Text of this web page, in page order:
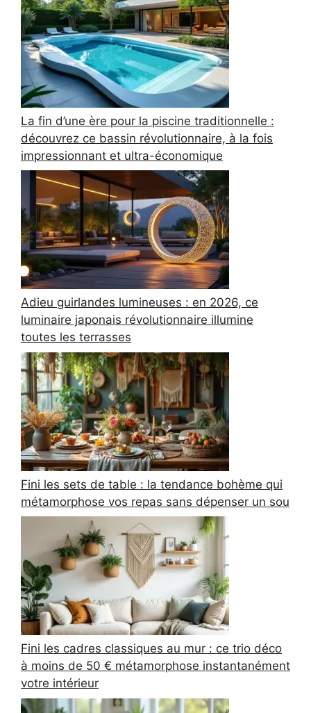
La fin d’une ère pour la piscine traditionnelle :
découvrez ce bassin révolutionnaire, à la fois
impressionnant et ultra-économique
Adieu guirlandes lumineuses : en 2026, ce
luminaire japonais révolutionnaire illumine
toutes les terrasses
Fini les sets de table : la tendance bohème qui
métamorphose vos repas sans dépenser un sou
Fini les cadres classiques au mur : ce trio déco
à moins de 50 € métamorphose instantanément
votre intérieur